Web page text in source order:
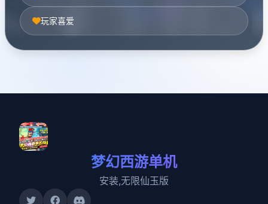
玩家喜爱
梦幻西游单机
安装,无限仙玉版